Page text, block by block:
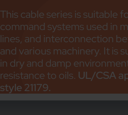
This cable series is suitable
command systems used in
lines, and interconnection
and various machinery. It is
in dry and damp
resistance to oils. UL/CSA
style 21179.